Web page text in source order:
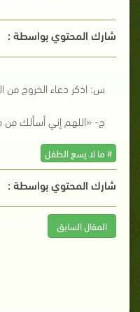
شارك المحتوي بواسطة :
س: اذكر دعاء الخروج من
ج- «اللهم إني أسألك
# ما لا يسع الطفل
شارك المحتوي بواسطة :
المقال السابق